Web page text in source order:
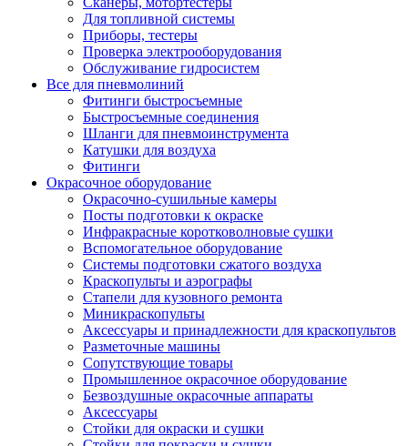
Для топливной системы
Приборы, тестеры
Проверка электрооборудования
Обслуживание гидросистем
Все для пневмолиний
Фитинги быстросъемные
Быстросъемные соединения
Шланги для пневмоинструмента
Катушки для воздуха
Фитинги
Окрасочное оборудование
Окрасочно-сушильные камеры
Посты подготовки к окраске
Инфракрасные коротковолновые сушки
Вспомогательное оборудование
Системы подготовки сжатого воздуха
Краскопульты и аэрографы
Стапели для кузовного ремонта
Миникраскопульты
Аксессуары и принадлежности для краскопультов
Разметочные машины
Сопутствующие товары
Промышленное окрасочное оборудование
Безвоздушные окрасочные аппараты
Аксессуары
Стойки для окраски и сушки